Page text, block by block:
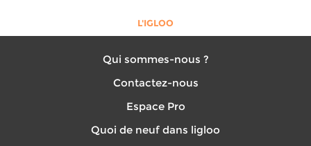
L'IGLOO
Qui sommes-nous ?
Contactez-nous
Espace Pro
Quoi de neuf dans ligloo